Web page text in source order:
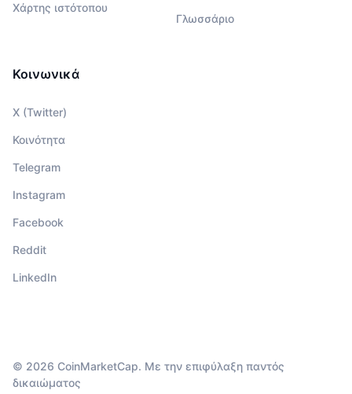
Χάρτης ιστότοπου
Γλωσσάριο
Κοινωνικά
X (Twitter)
Κοινότητα
Telegram
Instagram
Facebook
Reddit
LinkedIn
© 2026 CoinMarketCap. Με την επιφύλαξη παντός
δικαιώματος